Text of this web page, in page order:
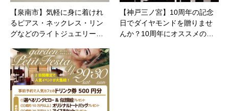
【泉南市】気軽に身に着けれ
るピアス・ネックレス・リン
グなどのライトジュエリー…
【神戸三ノ宮】10周年の記念
日でダイヤモンドを贈りませ
んか？10周年にオススメの…